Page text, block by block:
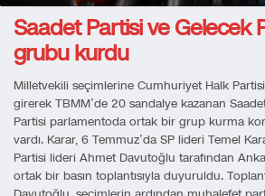
Saadet Partisi ve Gelecek
grubu kurdu
Milletvekili seçimlerine Cumhuriyet Halk
girerek TBMM’de 20 sandalye kazanan
Partisi parlamentoda ortak bir grup kurma
vardı. Karar, 6 Temmuz’da SP lideri Temel
Partisi lideri Ahmet Davutoğlu tarafından
ortak bir basın toplantısıyla duyuruldu.